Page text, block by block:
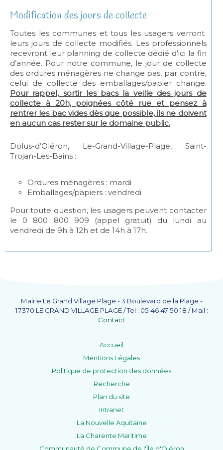
Modification des jours de collecte
Toutes les communes et tous les usagers verront
leurs jours de collecte modifiés. Les professionnels
recevront leur planning de collecte dédié d’ici la fin
d’année. Pour notre commune, le jour de collecte
des ordures ménagères ne change pas, par contre,
celui de collecte des emballages/papier change.
Pour rappel, sortir les bacs la veille des jours de
collecte à 20h, poignées côté rue et pensez à
rentrer les bac vides dès que possible, ils ne doivent
en aucun cas rester sur le domaine public.
Dolus-d’Oléron, Le-Grand-Village-Plage, Saint-
Trojan-Les-Bains :
Ordures ménagères : mardi
Emballages/papiers : vendredi
Pour toute question, les usagers peuvent contacter
le 0 800 800 909 (appel gratuit) du lundi au
vendredi de 9h à 12h et de 14h à 17h.
Mairie Le Grand Village Plage - 3 Boulevard de la Plage -
17370 LE GRAND VILLAGE PLAGE / Tel : 05 46 47 50 18 / Mail :
Contact
Accueil
Mentions Légales
Politique de protection des données
Recherche
Plan du site
Intranet
La Nouvelle Aquitaine
La Charente Maritime
Communauté de Commune de l'Île d'Oléron